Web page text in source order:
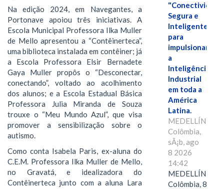
Na edição 2024, em Navegantes, a
Portonave apoiou três iniciativas. A
Escola Municipal Professora Ilka Muller
de Mello apresentou a “Contêinerteca”,
uma biblioteca instalada em contêiner; já
a Escola Professora Elsir Bernadete
Gaya Muller propôs o “Desconectar,
conectando”, voltado ao acolhimento
dos alunos; e a Escola Estadual Básica
Professora Julia Miranda de Souza
trouxe o “Meu Mundo Azul”, que visa
promover a sensibilização sobre o
autismo.
Como conta Isabela Paris, ex-aluna do
C.E.M. Professora Ilka Muller de Mello,
no Gravatá, e idealizadora do
Contêinerteca junto com a aluna Lara
"Conectividade
Segura e
Inteligente"
para
impulsionar
a
Inteligência
Industrial
em toda a
América
Latina.
MEDELLÍN,
Colômbia,
sÃ¡b, ago
8 2026
14:42
MEDELLÍN,
Colômbia, 8 de